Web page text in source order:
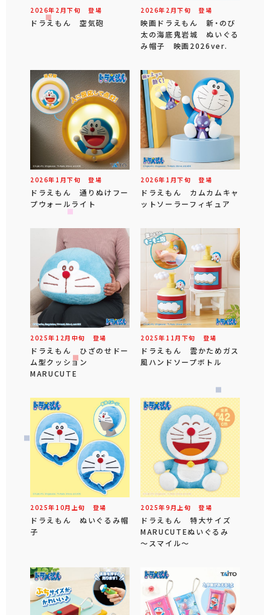
2026年 2 月下旬 登場
ドラえもん 空気砲
2026年 2 月下旬 登場
映画ドラえもん 新・のび
太の海底鬼岩城 ぬいぐる
み帽子 映画2026ver.
2026年 1 月下旬 登場
ドラえもん 通りぬけフー
プウォールライト
2026年 1 月下旬 登場
ドラえもん カムカムキャ
ットソーラーフィギュア
2025年 12 月 中旬 登場
ドラえもん ひざのせドー
ム型クッション
MARUCUTE
2025年 11 月 下旬 登場
ドラえもん 雲かためガス
風ハンドソープボトル
2025年 10月 上旬 登場
ドラえもん ぬいぐるみ帽
子
2025年9 月 上旬 登場
ドラえもん 特大サイズ
MARUCUTEぬいぐるみ
～スマイル～